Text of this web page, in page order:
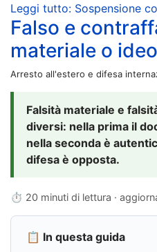
Leggi tutto: Sospensione
Falso e
materiale o
Arresto all'estero e difesa
Falsità materiale e
diversi: nella prima il
nella seconda è
difesa è opposta.
⏱ 20 minuti di lettura ·
📋 In questa guida